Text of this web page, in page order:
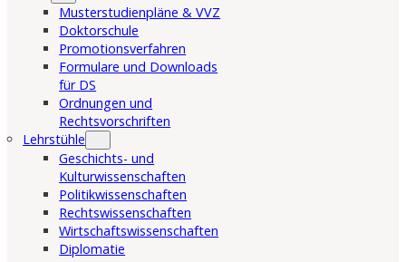
Musterstudienpläne & VVZ
Doktorschule
Promotionsverfahren
Formulare und Downloads
für DS
Ordnungen und
Rechtsvorschriften
Lehrstühle
Geschichts- und
Kulturwissenschaften
Politikwissenschaften
Rechtswissenschaften
Wirtschaftswissenschaften
Diplomatie